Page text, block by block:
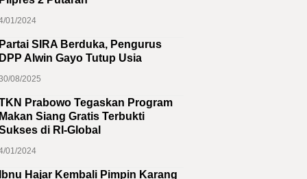
01/2024
Partai SIRA Berduka, Pengurus
DPP Alwin Gayo Tutup Usia
08/2025
Prabowo Tegaskan Program
Makan Siang Gratis Terbukti
di RI-Global
01/2024
Ibnu Hajar Kembali Pimpin Karang